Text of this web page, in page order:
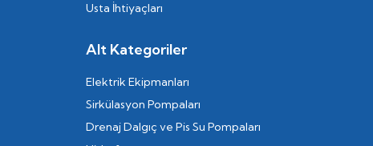
Usta İhtiyaçları
Alt Kategoriler
Elektrik Ekipmanları
Sirkülasyon Pompaları
Drenaj Dalgıç ve Pis Su Pompaları